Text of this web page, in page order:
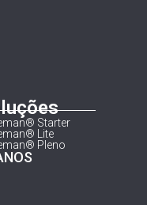
Starter
Lite
Pleno